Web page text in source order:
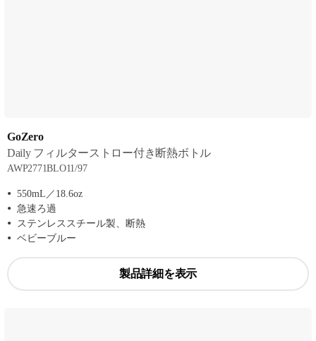
GoZero
Daily フィルターストロー付き断熱ボトル
AWP2771BLO11/97
550mL／18.6oz
急速ろ過
ステンレススチール製、断熱
ベビーブルー
製品詳細を表示